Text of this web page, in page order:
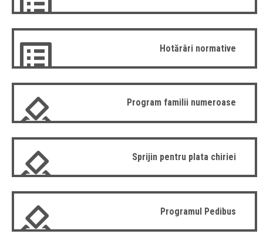
Hotărâri normative
Program familii numeroase
Sprijin pentru plata chiriei
Programul Pedibus